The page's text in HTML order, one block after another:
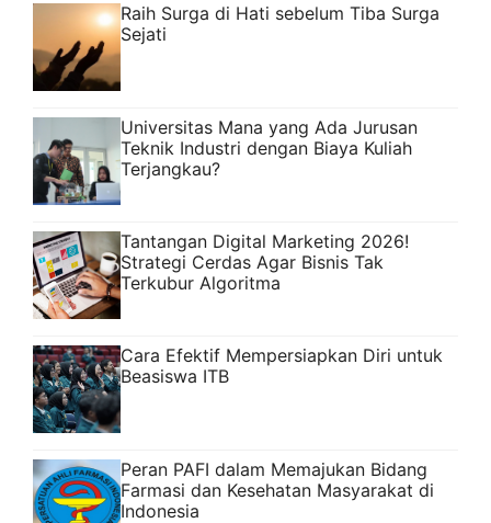
Raih Surga di Hati sebelum Tiba Surga
Sejati
Universitas Mana yang Ada Jurusan
Teknik Industri dengan Biaya Kuliah
Terjangkau?
Tantangan Digital Marketing 2026!
Strategi Cerdas Agar Bisnis Tak
Terkubur Algoritma
Cara Efektif Mempersiapkan Diri untuk
Beasiswa ITB
Peran PAFI dalam Memajukan Bidang
Farmasi dan Kesehatan Masyarakat di
Indonesia